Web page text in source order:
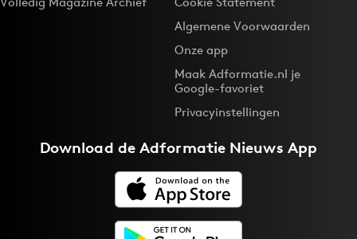
Algemene Voorwaarden
Onze app
Maak Adformatie.nl je
Google-favoriet
Privacyinstellingen
Download deAdformatie Nieuws App